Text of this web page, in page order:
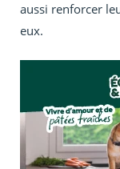
aussi renforcer
eux.